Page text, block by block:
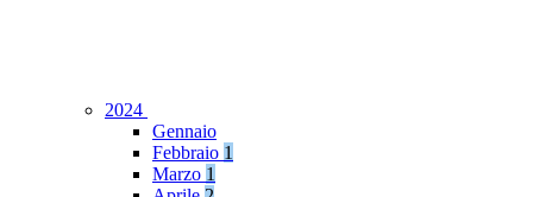
2024
Gennaio
Febbraio 1
Marzo 1